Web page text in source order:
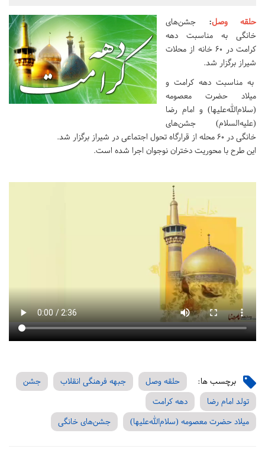
حلقه وصل: جشن‌های
خانگی به مناسبت دهه
کرامت در 60 خانه از محلات
شیراز برگزار شد.
به مناسبت دهه کرامت و
میلاد حضرت معصومه
(سلام‌الله‌علیها) و امام رضا
(علیه‌السلام) جشن‌های
خانگی در 60 محله از قرارگاه تحول اجتماعی در شیراز برگزار شد.
این طرح با محوریت دختران نوجوان اجرا شده است.
برچسب ها: حلقه وصل جبهه فرهنگی انقلاب
جشن
تولد امام رضا
دهه کرامت
میلاد حضرت معصومه (سلام‌الله‌علیها)
جشن‌های خانگی